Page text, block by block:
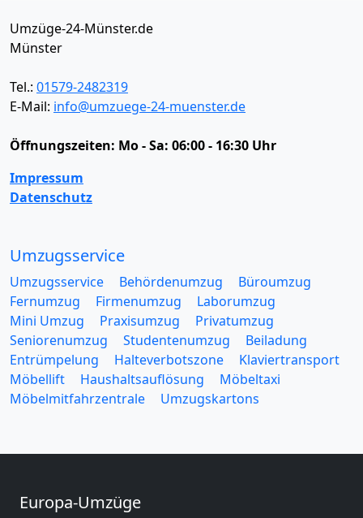
Umzüge-24-Münster.de
Münster
Tel.: 01579-2482319
E-Mail: info@umzuege-24-muenster.de
Öffnungszeiten: Mo - Sa: 06:00 - 16:30 Uhr
Impressum
Datenschutz
Umzugsservice
Umzugsservice Behördenumzug
Büroumzug
Fernumzug
Firmenumzug
Laborumzug
Mini Umzug
Praxisumzug
Privatumzug
Seniorenumzug
Studentenumzug
Beiladung
Entrümpelung
Halteverbotszone
Klaviertransport
Möbellift
Haushaltsauflösung
Möbeltaxi
Möbelmitfahrzentrale
Umzugskartons
Europa-Umzüge